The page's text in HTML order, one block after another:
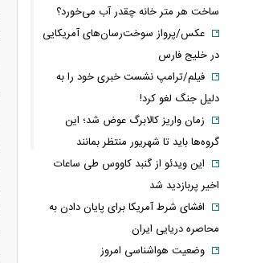
ساخت هر متر خانه چقدر آب می‌خورد؟
عکس/پرواز سوخت‌رسان‌های آمریکایی
در خلیج فارس
فیلم/ترامپ نشست خبری خود را به
دلیل جنگ لغو کرد!
زمان واریز کالابرگ عوض شد؛ این
گروه‌ها باید تا شهریور منتظر بمانند
این ویدئو از گنبد کاووس طی ساعات
اخیر پربازدید شد
افشای شرط آمریکا برای پایان دادن به
محاصره دریایی ایران
وضعیت هواشناسی امروز